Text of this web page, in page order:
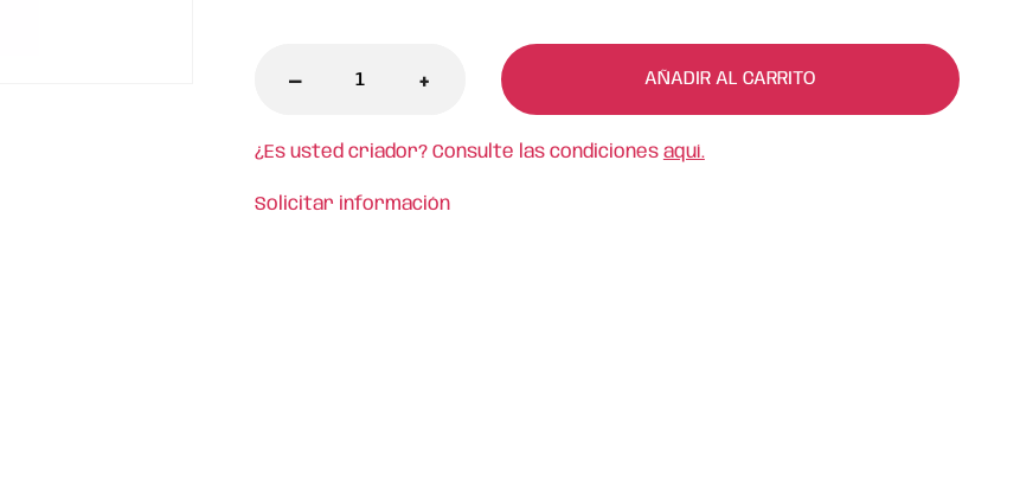
- + AÑADIR AL CARRITO
¿Es usted criador? Consulte las condiciones aquí.
Solicitar información